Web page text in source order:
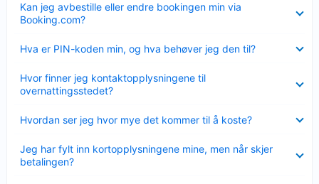
Kan jeg avbestille eller endre bookingen min via
Booking.com?
mindre
Hva er PIN-koden min, og hva behøver jeg den til?
mindre
Hvor finner jeg kontaktopplysningene til
overnattingsstedet?
mindre
Hvordan ser jeg hvor mye det kommer til å koste?
mindre
Jeg har fylt inn kortopplysningene mine, men når skjer
betalingen?
mindre